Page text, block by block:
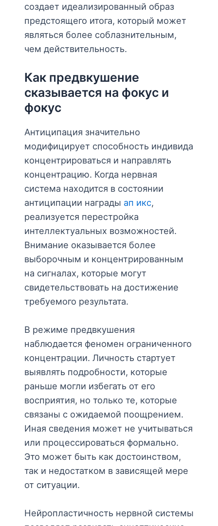
создает идеализированный образ
предстоящего итога, который может
являться более соблазнительным,
чем действительность.
Как предвкушение
сказывается на фокус и
фокус
Антиципация значительно
модифицирует способность индивида
концентрироваться и направлять
концентрацию. Когда нервная
система находится в состоянии
антиципации награды ап икс,
реализуется перестройка
интеллектуальных возможностей.
Внимание оказывается более
выборочным и концентрированным
на сигналах, которые могут
свидетельствовать на достижение
требуемого результата.
В режиме предвкушения
наблюдается феномен ограниченного
концентрации. Личность стартует
выявлять подробности, которые
раньше могли избегать от его
восприятия, но только те, которые
связаны с ожидаемой поощрением.
Иная сведения может не учитываться
или процессироваться формально.
Это может быть как достоинством,
так и недостатком в зависящей мере
от ситуации.
Нейропластичность нервной системы